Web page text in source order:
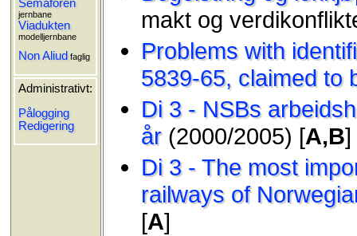
Semaforen
jernbane
Viadukten
modelljernbane
Non Aliud faglig
Administrativt:
Pålogging
Redigering
makt og
Problems with
5839-65, claimed to
Di 3 - NSBs
år(2000/2005) [A,B]
Di 3 - The most
railways of
[A]